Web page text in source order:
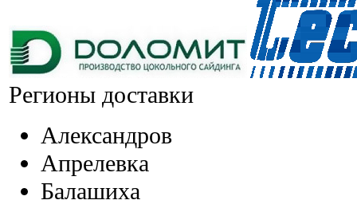
Регионы доставки
Александров
Апрелевка
Балашиха